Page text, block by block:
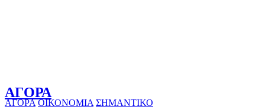
ΑΓΟΡΑ
ΑΓΟΡΑ ΟΙΚΟΝΟΜΙΑ ΣΗΜΑΝΤΙΚΟ